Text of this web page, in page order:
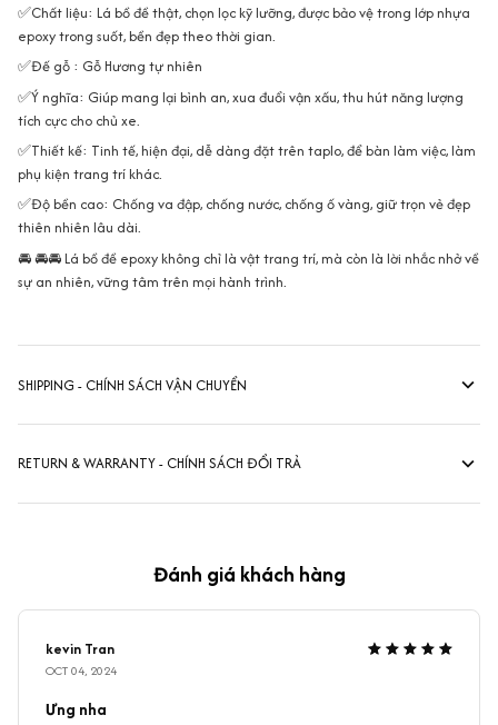
✅Chất liệu: Lá bồ đề thật, chọn lọc kỹ lưỡng, được bảo vệ trong lớp nhựa
epoxy trong suốt, bền đẹp theo thời gian.
✅Đế gỗ : Gỗ Hương tự nhiên
✅Ý nghĩa: Giúp mang lại bình an, xua đuổi vận xấu, thu hút năng lượng
tích cực cho chủ xe.
✅Thiết kế: Tinh tế, hiện đại, dễ dàng đặt trên taplo, để bàn làm việc, làm
phụ kiện trang trí khác.
✅Độ bền cao: Chống va đập, chống nước, chống ố vàng, giữ trọn vẻ đẹp
thiên nhiên lâu dài.
🚘 🚘🚘 Lá bồ đề epoxy không chỉ là vật trang trí, mà còn là lời nhắc nhở về
sự an nhiên, vững tâm trên mọi hành trình.
SHIPPING - CHÍNH SÁCH VẬN CHUYỂN
RETURN & WARRANTY - CHÍNH SÁCH ĐỔI TRẢ
Đánh giá khách hàng
kevin Tran
OCT 04, 2024
Ưng nha